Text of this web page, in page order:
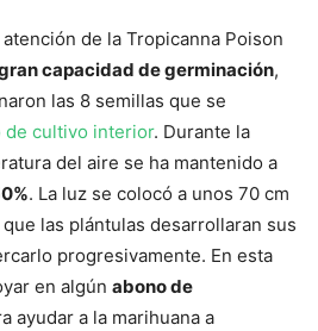
de la Tropicanna Poison
capacidad de germinación,
las 8 semillas que se
de cultivo interior. Durante la
del aire se ha mantenido a
. La luz se colocó a unos 70 cm
las plántulas desarrollaran sus
progresivamente. En esta
en algún abono de
ayudar a la marihuana a